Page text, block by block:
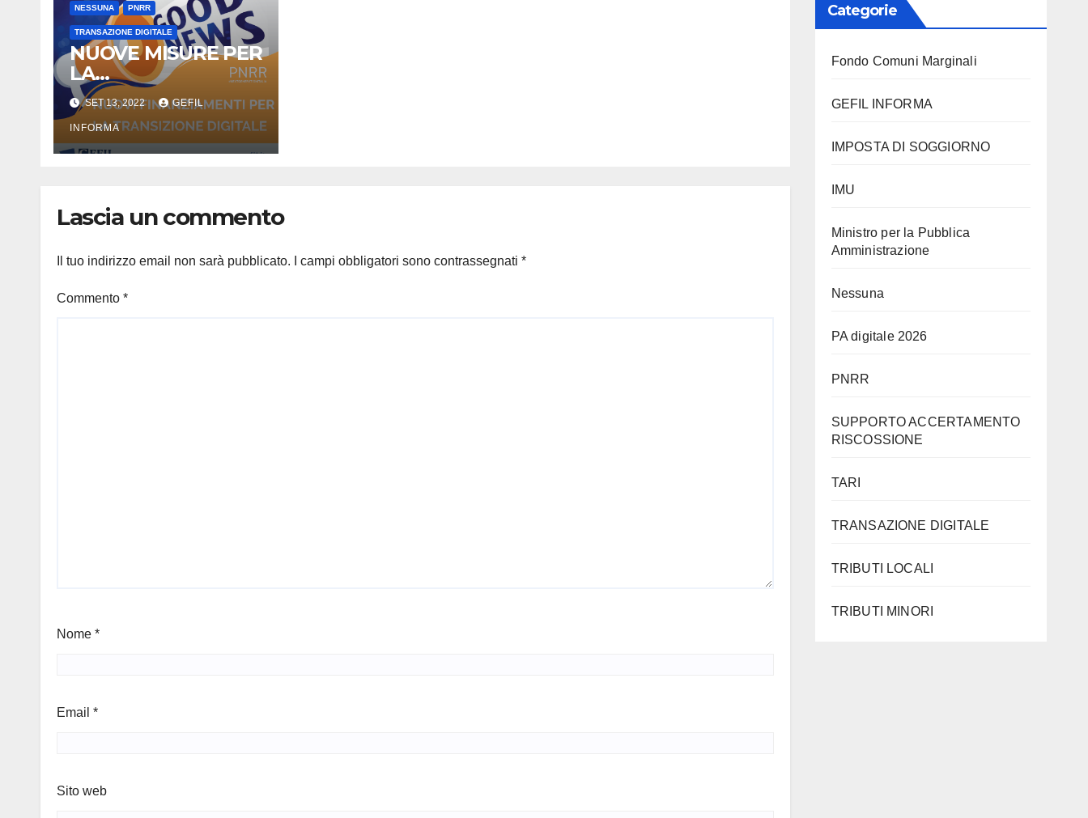
NESSUNA PNRR
TRANSAZIONE DIGITALE
NUOVE MISURE PER
LA
DIGITALIZZAZIONE
PASET 13, 2022 GEFIL
INFORMA
Lascia un commento
Il tuo indirizzo email non sarà pubblicato. I campi obbligatori sono contrassegnati *
Commento *
Nome *
Email *
Sito web
Categorie
Fondo Comuni Marginali
GEFIL INFORMA
IMPOSTA DI SOGGIORNO
IMU
Ministro per la Pubblica
Amministrazione
Nessuna
PA digitale 2026
PNRR
SUPPORTO ACCERTAMENTO
RISCOSSIONE
TARI
TRANSAZIONE DIGITALE
TRIBUTI LOCALI
TRIBUTI MINORI